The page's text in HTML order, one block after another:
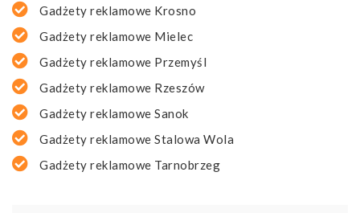
Gadżety reklamowe Krosno
Gadżety reklamowe Mielec
Gadżety reklamowe Przemyśl
Gadżety reklamowe Rzeszów
Gadżety reklamowe Sanok
Gadżety reklamowe Stalowa Wola
Gadżety reklamowe Tarnobrzeg